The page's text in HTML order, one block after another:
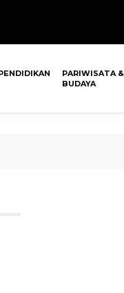
PARIWISATA &
BUDAYA